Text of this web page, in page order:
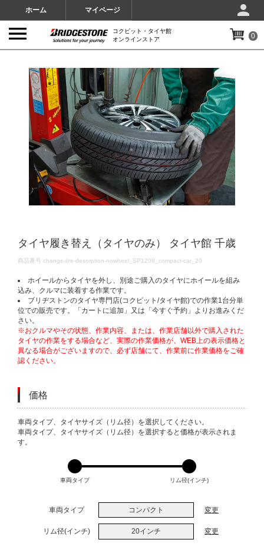
ホーム マイページ
コクピット・タイヤ館
オンラインストア
0
タイヤ履き替え（タイヤのみ） タイヤ館 千歳
DETAILS
商品番号 change-tire-desorption-nowheel_SP1208_compact-car_20
ホイールからタイヤを外し、別途ご購入のタイヤにホイールを組み
込み、クルマに装着する作業です。
ブリヂストンのタイヤ専門店(コクピット/タイヤ館)での作業1台分単
位での販売です。「カートに追加」又は「今すぐ予約」よりお進みくだ
さい。
※おクルマやその状態、作業内容、または、作業店舗以外で購入された
タイヤの作業をする場合など、実際の作業価格が、WEB上の表示価格と
異なる場合がございますので、必ず店舗にて、作業前に作業価格をご確
認ください。
価格
VARIATIONS
車両タイプ、タイヤサイズ（リム径）を選択してください。
車両タイプ、タイヤサイズ（リム径）を選択すると価格が表示されま
す。
車両タイプ リム径(インチ)
車両タイプ コンパクト 変更
リム径(インチ) 20インチ 変更